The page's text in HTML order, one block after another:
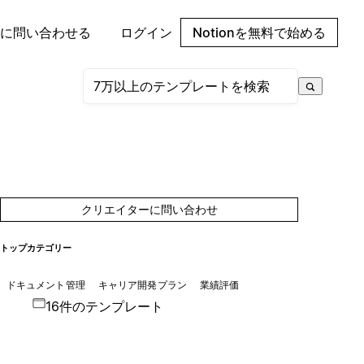
問い合わせる ログイン Notionを無料で始める
クリエイターに問い合わせ
トップカテゴリー
ドキュメント管理 キャリア開発プラン 業績評価
16件のテンプレート